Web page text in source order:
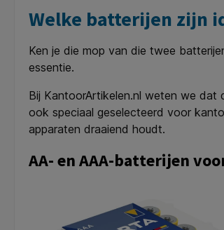
Welke batterijen zijn
Ken je die mop van die twee
essentie.
Bij KantoorArtikelen.nl weten we dat
ook speciaal geselecteerd voor
apparaten draaiend houdt.
AA- en AAA-batterijen